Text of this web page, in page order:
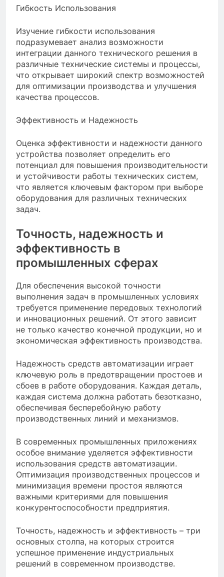
Гибкость Использования
Изучение гибкости использования
подразумевает анализ возможности
интеграции данного технического решения в
различные технические системы и процессы,
что открывает широкий спектр возможностей
для оптимизации производства и улучшения
качества процессов.
Эффективность и Надежность
Оценка эффективности и надежности данного
устройства позволяет определить его
потенциал для повышения производительности
и устойчивости работы технических систем,
что является ключевым фактором при выборе
оборудования для различных технических
задач.
Точность, надежность и
эффективность в
промышленных сферах
Для обеспечения высокой точности
выполнения задач в промышленных условиях
требуется применение передовых технологий
и инновационных решений. От этого зависит
не только качество конечной продукции, но и
экономическая эффективность производства.
Надежность средств автоматизации играет
ключевую роль в предотвращении простоев и
сбоев в работе оборудования. Каждая деталь,
каждая система должна работать безотказно,
обеспечивая бесперебойную работу
производственных линий и механизмов.
В современных промышленных приложениях
особое внимание уделяется эффективности
использования средств автоматизации.
Оптимизация производственных процессов и
минимизация времени простоя являются
важными критериями для повышения
конкурентоспособности предприятия.
Точность, надежность и эффективность – три
основных столпа, на которых строится
успешное применение индустриальных
решений в современном производстве.